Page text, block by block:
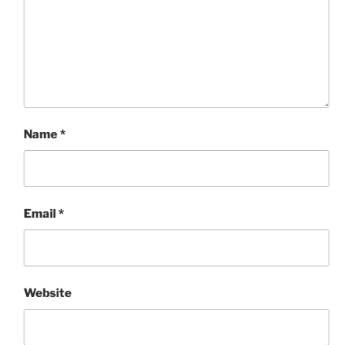
Name*
Email*
Website